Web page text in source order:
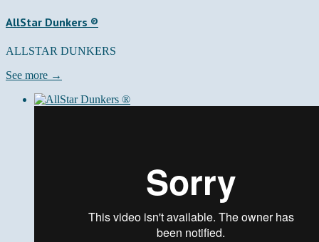
AllStar Dunkers ®
ALLSTAR DUNKERS
See more →